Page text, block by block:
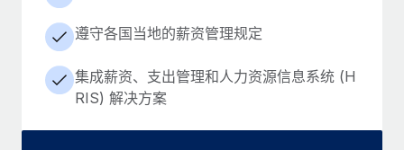
遵守各国当地的薪资管理规定
集成薪资、支出管理和人力资源信息系统 (H
RIS) 解决方案